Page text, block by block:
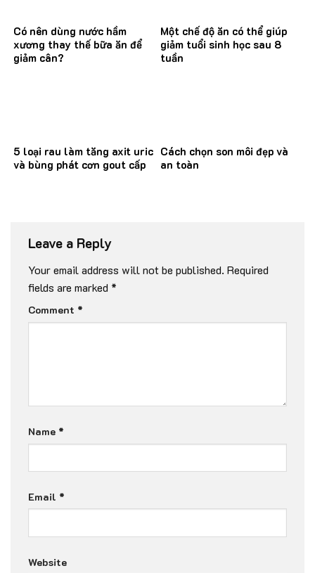
Có nên dùng nước hầm
xương thay thế bữa ăn để
giảm cân?
Một chế độ ăn có thể giúp
giảm tuổi sinh học sau 8
tuần
5 loại rau làm tăng axit uric
và bùng phát cơn gout cấp
Cách chọn son môi đẹp và
an toàn
Leave a Reply
Your email address will not be published. Required
fields are marked *
Comment *
Name *
Email *
Website